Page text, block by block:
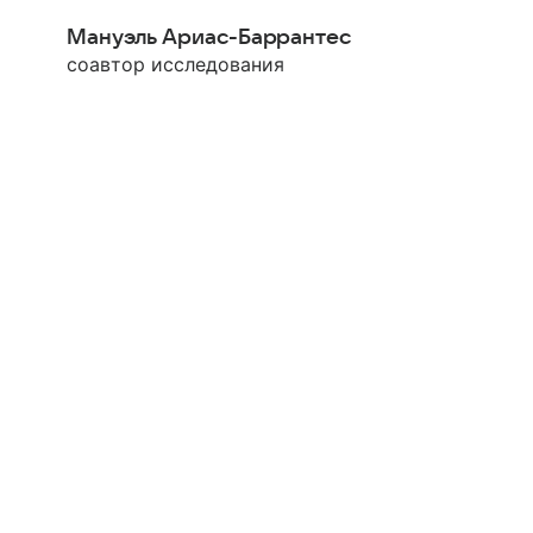
Мануэль Ариас-Баррантес
соавтор исследования